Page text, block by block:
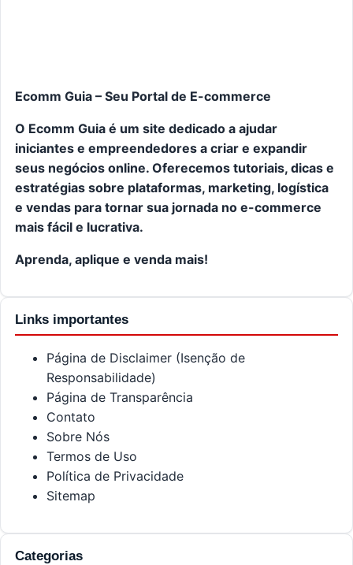
Ecomm Guia – Seu Portal de E-commerce
O Ecomm Guia é um site dedicado a ajudar
iniciantes e empreendedores a criar e expandir
seus negócios online. Oferecemos tutoriais, dicas e
estratégias sobre plataformas, marketing, logística
e vendas para tornar sua jornada no e-commerce
mais fácil e lucrativa.
Aprenda, aplique e venda mais!
Links importantes
Página de Disclaimer (Isenção de
Responsabilidade)
Página de Transparência
Contato
Sobre Nós
Termos de Uso
Política de Privacidade
Sitemap
Categorias